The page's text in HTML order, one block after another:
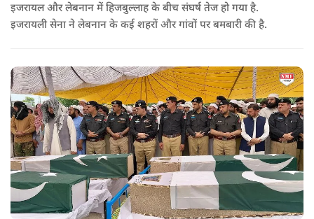
इजरायल और लेबनान में हिजबुल्लाह के बीच संघर्ष तेज हो गया है.
इजरायली सेना ने लेबनान के कई शहरों और गांवों पर बमबारी की है.